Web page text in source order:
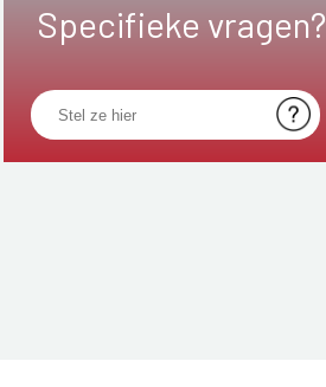
Specifieke vragen?